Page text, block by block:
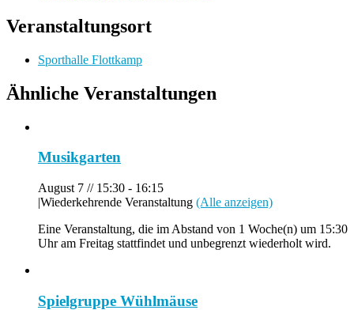
Veranstaltungsort
Sporthalle Flottkamp
Ähnliche Veranstaltungen
Musikgarten
August 7 // 15:30 - 16:15
|Wiederkehrende Veranstaltung (Alle anzeigen)
Eine Veranstaltung, die im Abstand von 1 Woche(n) um 15:30
Uhr am Freitag stattfindet und unbegrenzt wiederholt wird.
Spielgruppe Wühlmäuse